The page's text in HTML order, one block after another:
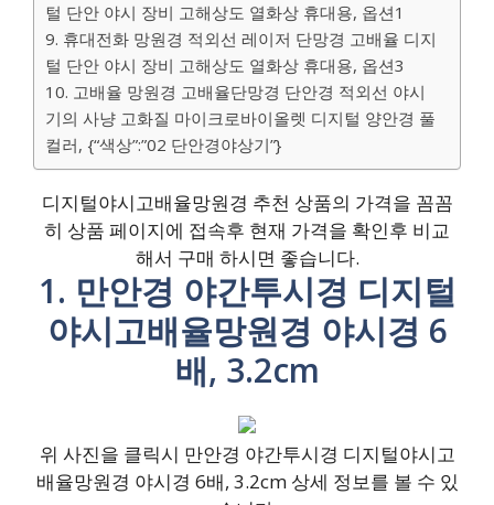
털 단안 야시 장비 고해상도 열화상 휴대용, 옵션1
9. 휴대전화 망원경 적외선 레이저 단망경 고배율 디지
털 단안 야시 장비 고해상도 열화상 휴대용, 옵션3
10. 고배율 망원경 고배율단망경 단안경 적외선 야시
기의 사냥 고화질 마이크로바이올렛 디지털 양안경 풀
컬러, {“색상”:”02 단안경야상기”}
디지털야시고배율망원경 추천 상품의 가격을 꼼꼼
히 상품 페이지에 접속후 현재 가격을 확인후 비교
해서 구매 하시면 좋습니다.
1. 만안경 야간투시경 디지털
야시고배율망원경 야시경 6
배, 3.2cm
위 사진을 클릭시 만안경 야간투시경 디지털야시고
배율망원경 야시경 6배, 3.2cm 상세 정보를 볼 수 있